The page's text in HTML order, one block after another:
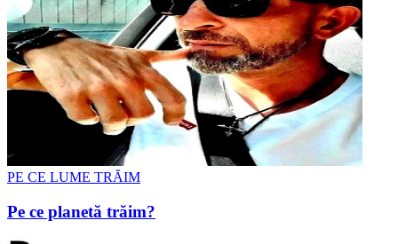
PE CE LUME TRĂIM
Pe ce planetă trăim?